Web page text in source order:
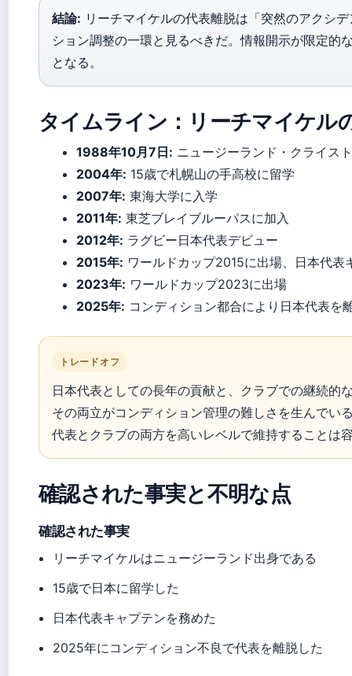
結論: リーチマイケルの代表離脱は「突然のアクシ
ション調整の一環と見るべきだ。情報開示が限定的
となる。
タイムライン：リーチマイケル
1988年10月7日: ニュージーランド・クライス
2004年: 15歳で札幌山の手高校に留学
2007年: 東海大学に入学
2011年: 東芝ブレイブルーパスに加入
2012年: ラグビー日本代表デビュー
2015年: ワールドカップ2015に出場、日本代表
2023年: ワールドカップ2023に出場
2025年: コンディション都合により日本代表を
トレードオフ
日本代表としての長年の貢献と、クラブでの継続的
その両立がコンディション管理の難しさを生んでい
代表とクラブの両方を高いレベルで維持することは
確認された事実と不明な点
確認された事実
リーチマイケルはニュージーランド出身である
15歳で日本に留学した
日本代表キャプテンを務めた
2025年にコンディション不良で代表を離脱した